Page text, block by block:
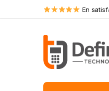
Skip to navigation
Skip to content En